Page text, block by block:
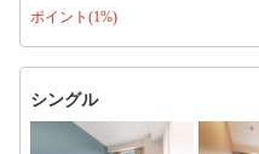
ポイント(1%)
シングル